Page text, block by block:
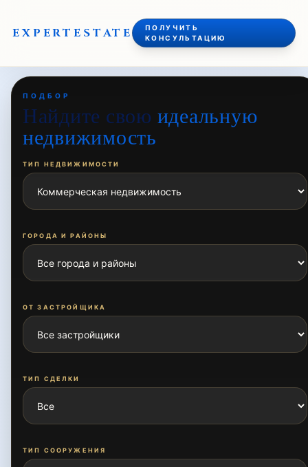
EXPERTESTATE
ПОЛУЧИТЬ
КОНСУЛЬТАЦИЮ
ПОДБОР
Найдите свою идеальную
недвижимость
ТИП НЕДВИЖИМОСТИ
ГОРОДА И РАЙОНЫ
ОТ ЗАСТРОЙЩИКА
ТИП СДЕЛКИ
ТИП СООРУЖЕНИЯ